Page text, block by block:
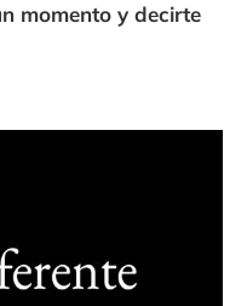
momento y decirte